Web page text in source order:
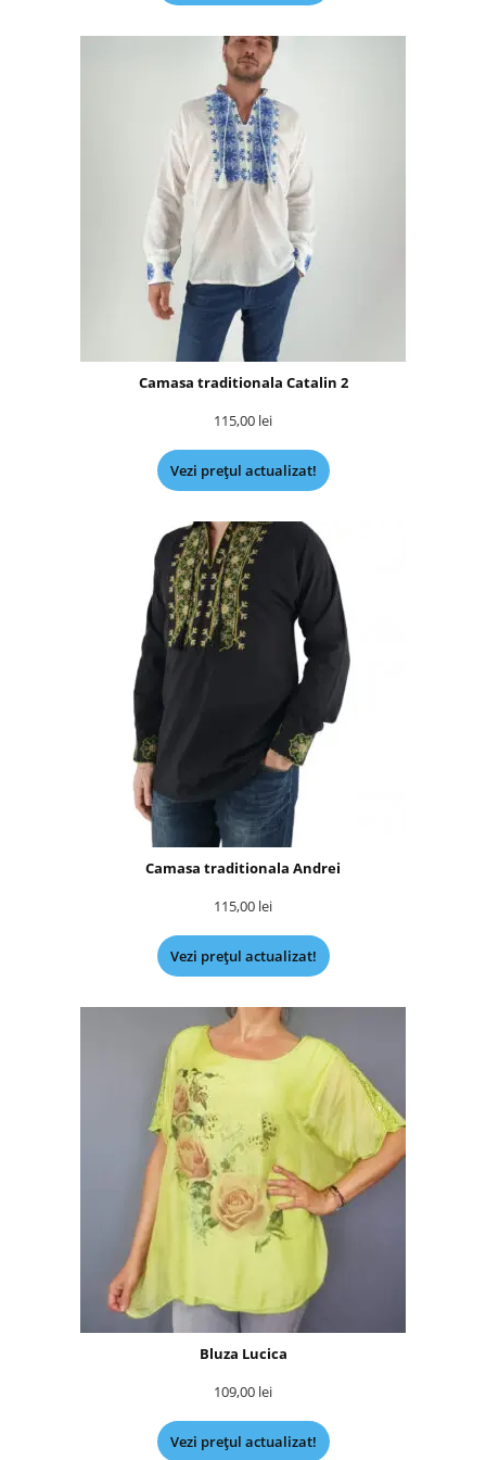
Camasa traditionala Catalin 2
115,00 lei
Vezi prețul actualizat!
Camasa traditionala Andrei
115,00 lei
Vezi prețul actualizat!
Bluza Lucica
109,00 lei
Vezi prețul actualizat!